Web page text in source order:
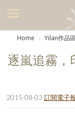
美食集
Home Yilan作品
逐嵐追霧，
2015-08-03 訂閱電子